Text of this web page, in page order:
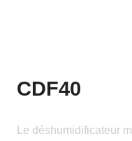
CDF40
Le déshumidificateur